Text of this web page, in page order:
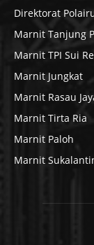
Direktorat
Marnit Tanjung
Marnit TPI Sui
Marnit Jungkat
Marnit Rasau
Marnit Tirta Ria
Marnit Paloh
Marnit